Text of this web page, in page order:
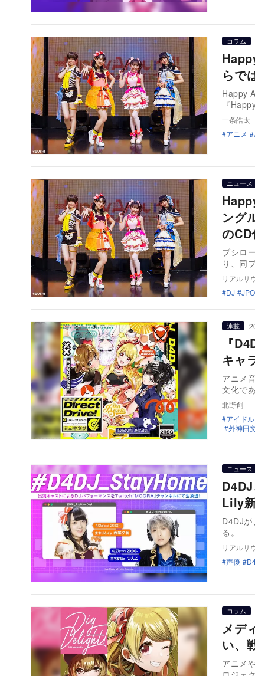
コラム
らで
Happy
『
一条皓太
アニメ
ニュース
ング
のCD
ブシロ
り、同
リアルサ
DJ
連載
『
キャ
アニメ
文化で
北野創
アイドル
外神田
ニュース
Lily
D4DJ
リアルサ
声優
コラム
メデ
い、
アニメ